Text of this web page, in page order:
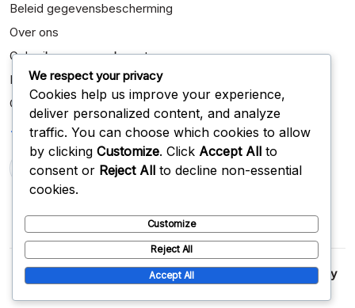
Beleid gegevensbescherming
Over ons
Gebruikersovereenkomst
Bereik ons
Cookies en tracking
Zoeken
Copyright 2026 — scottdrost.nl. All rights reserved.
Blogsy
We respect your privacy
Cookies help us improve your experience,
deliver personalized content, and analyze
traffic. You can choose which cookies to allow
by clicking Customize. Click Accept All to
consent or Reject All to decline non-essential
cookies.
Customize
Reject All
Accept All